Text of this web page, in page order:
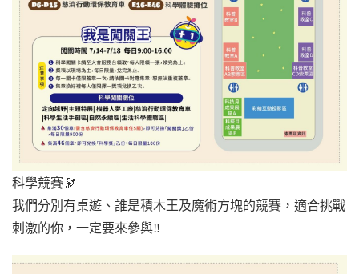
科學競賽🔭
我們分別有桌遊、誰是積木王及魔術方塊的競賽，適合挑戰
刺激的你，一定要來參與‼